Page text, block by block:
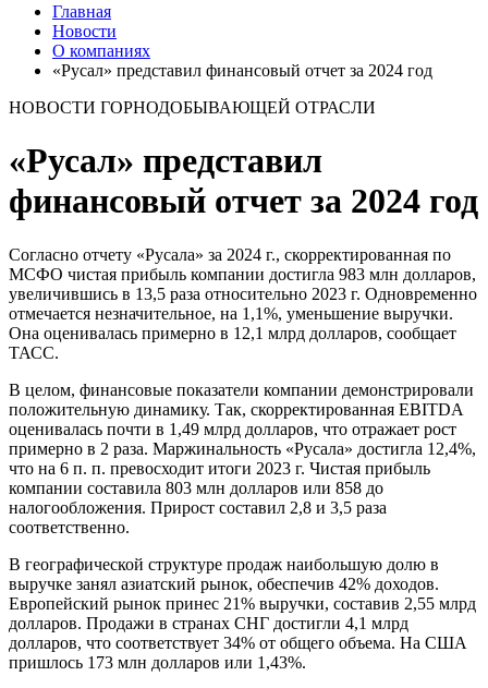
Главная
Новости
О компаниях
«Русал» представил финансовый отчет за 2024 год
НОВОСТИ ГОРНОДОБЫВАЮЩЕЙ ОТРАСЛИ
«Русал» представил
финансовый отчет за 2024 год
Согласно отчету «Русала» за 2024 г., скорректированная по
МСФО чистая прибыль компании достигла 983 млн долларов,
увеличившись в 13,5 раза относительно 2023 г. Одновременно
отмечается незначительное, на 1,1%, уменьшение выручки.
Она оценивалась примерно в 12,1 млрд долларов, сообщает
ТАСС.
В целом, финансовые показатели компании демонстрировали
положительную динамику. Так, скорректированная EBITDA
оценивалась почти в 1,49 млрд долларов, что отражает рост
примерно в 2 раза. Маржинальность «Русала» достигла 12,4%,
что на 6 п. п. превосходит итоги 2023 г. Чистая прибыль
компании составила 803 млн долларов или 858 до
налогообложения. Прирост составил 2,8 и 3,5 раза
соответственно.
В географической структуре продаж наибольшую долю в
выручке занял азиатский рынок, обеспечив 42% доходов.
Европейский рынок принес 21% выручки, составив 2,55 млрд
долларов. Продажи в странах СНГ достигли 4,1 млрд
долларов, что соответствует 34% от общего объема. На США
пришлось 173 млн долларов или 1,43%.